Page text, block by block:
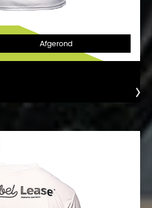
Afgerond